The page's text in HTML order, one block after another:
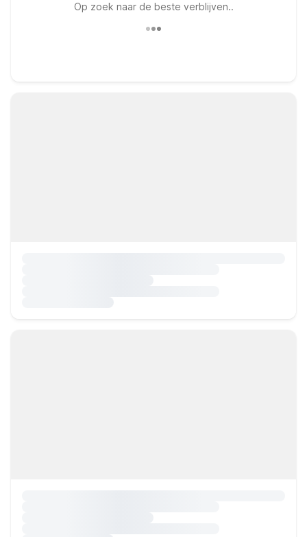
Op zoek naar de beste verblijven..